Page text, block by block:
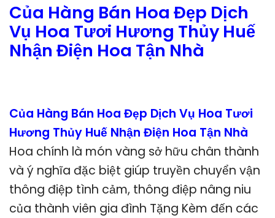
Của Hàng Bán Hoa Đẹp Dịch
Vụ Hoa Tươi Hương Thủy Huế
Nhận Điện Hoa Tận Nhà
Của Hàng Bán Hoa Đẹp Dịch Vụ Hoa Tươi
Hương Thủy Huế Nhận Điện Hoa Tận Nhà
Hoa chính là món vàng sở hữu chân thành
và ý nghĩa đặc biệt giúp truyền chuyển vận
thông điệp tình cảm, thông điệp nâng niu
của thành viên gia đình Tặng Kèm đến các